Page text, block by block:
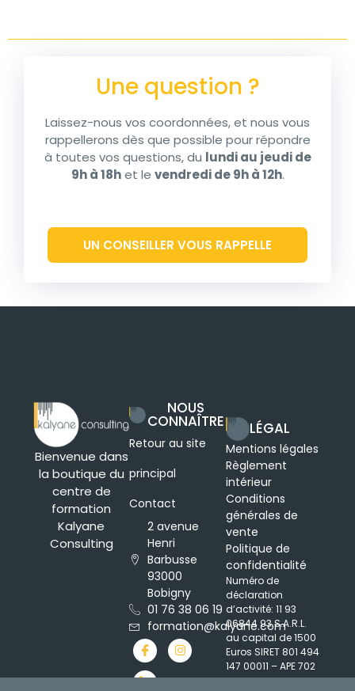
Une question ?
Laissez-nous vos coordonnées, et nous vous
rappellerons dès que possible pour répondre
à toutes vos questions, du lundi au jeudi de
9h à 18het le vendredi de 9h à 12h.
UN CONSEILLER VOUS RAPPELLE
Bienvenue dans
la boutique du
centre de
formation
Kalyane
Consulting
NOUS
CONNAÎTRE
Retour au site
principal
Contact
2 avenue
Henri
Barbusse
93000
Bobigny
01 76 38 06 19
formation@kalyane.com
LÉGAL
Mentions légales
Règlement
intérieur
Conditions
générales de
vente
Politique de
confidentialité
Numéro de
déclaration
d’activité: 11 93
06844 93 S.A.R.L.
au capital de 1500
Euros SIRET 801 494
147 00011 – APE 702